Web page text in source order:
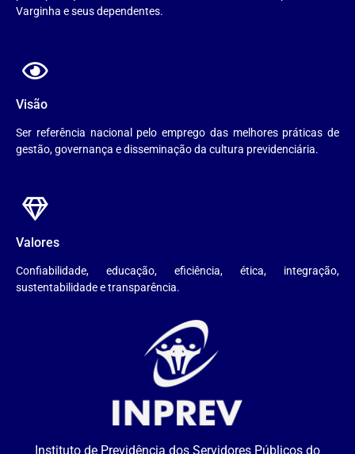
Varginha e seus dependentes.
Visão
Ser referência nacional pelo emprego das melhores práticas de
gestão, governança e disseminação da cultura previdenciária.
Valores
Confiabilidade, educação, eficiência, ética, integração,
sustentabilidade e transparência.
Instituto de Previdência dos Servidores Públicos do